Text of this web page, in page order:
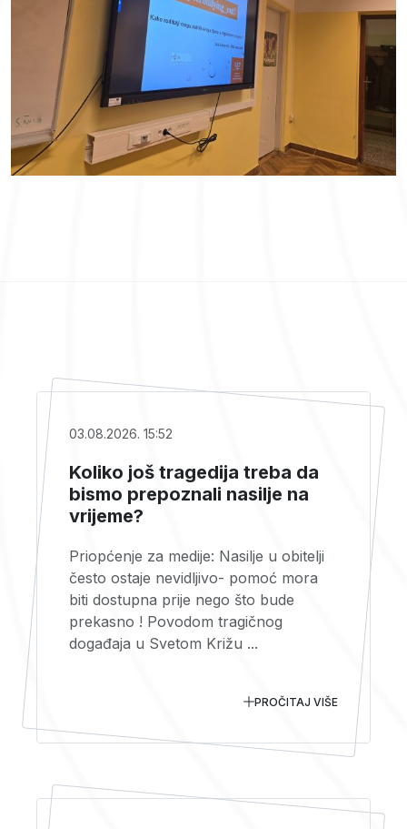
03.08.2026. 15:52
Koliko još tragedija treba da
bismo prepoznali nasilje na
vrijeme?
Priopćenje za medije: Nasilje u obitelji
često ostaje nevidljivo- pomoć mora
biti dostupna prije nego što bude
prekasno ! Povodom tragičnog
događaja u Svetom Križu ...
PROČITAJ VIŠE